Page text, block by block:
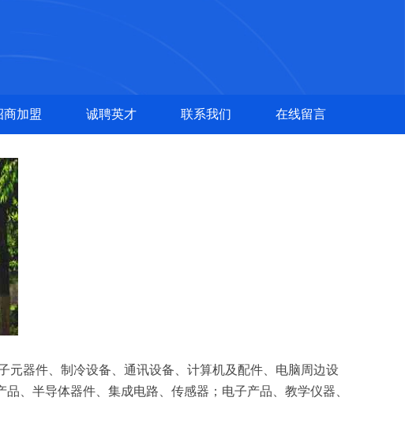
商加盟 诚聘英才 联系我们 在线留言
元器件、制冷设备、通讯设备、计算机及配件、电脑周边设
、半导体器件、集成电路、传感器；电子产品、教学仪器、